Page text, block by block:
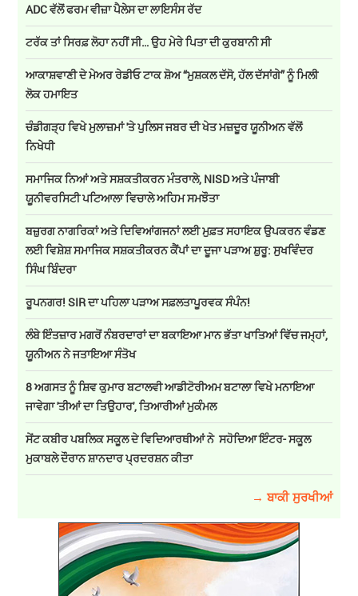
ADC ਵੱਲੋਂ ਫਰਮ ਵੀਜ਼ਾ ਪੈਲੇਸ ਦਾ ਲਾਇਸੰਸ ਰੱਦ
ਟਰੱਕ ਤਾਂ ਸਿਰਫ਼ ਲੋਹਾ ਨਹੀਂ ਸੀ… ਉਹ ਮੇਰੇ ਪਿਤਾ ਦੀ ਕੁਰਬਾਨੀ ਸੀ
ਆਕਾਸ਼ਵਾਣੀ ਦੇ ਮੇਅਰ ਰੇਡੀਓ ਟਾਕ ਸ਼ੋਅ “ਮੁਸ਼ਕਲ ਦੱਸੋ, ਹੱਲ ਦੱਸਾਂਗੇ” ਨੂੰ ਮਿਲੀ
ਲੋਕ ਹਮਾਇਤ
ਚੰਡੀਗੜ੍ਹ ਵਿਖੇ ਮੁਲਾਜ਼ਮਾਂ 'ਤੇ ਪੁਲਿਸ ਜਬਰ ਦੀ ਖੇਤ ਮਜ਼ਦੂਰ ਯੂਨੀਅਨ ਵੱਲੋਂ
ਨਿਖੇਧੀ
ਸਮਾਜਿਕ ਨਿਆਂ ਅਤੇ ਸਸ਼ਕਤੀਕਰਨ ਮੰਤਰਾਲੇ, NISD ਅਤੇ ਪੰਜਾਬੀ
ਯੂਨੀਵਰਸਿਟੀ ਪਟਿਆਲਾ ਵਿਚਾਲੇ ਅਹਿਮ ਸਮਝੌਤਾ
ਬਜ਼ੁਰਗ ਨਾਗਰਿਕਾਂ ਅਤੇ ਦਿਵਿਆਂਗਜਨਾਂ ਲਈ ਮੁਫ਼ਤ ਸਹਾਇਕ ਉਪਕਰਨ ਵੰਡਣ
ਲਈ ਵਿਸ਼ੇਸ਼ ਸਮਾਜਿਕ ਸਸ਼ਕਤੀਕਰਨ ਕੈਂਪਾਂ ਦਾ ਦੂਜਾ ਪੜਾਅ ਸ਼ੁਰੂ: ਸੁਖਵਿੰਦਰ
ਸਿੰਘ ਬਿੰਦਰਾ
ਰੂਪਨਗਰ! SIR ਦਾ ਪਹਿਲਾ ਪੜਾਅ ਸਫ਼ਲਤਾਪੂਰਵਕ ਸੰਪੰਨ!
ਲੰਬੇ ਇੰਤਜ਼ਾਰ ਮਗਰੋਂ ਨੰਬਰਦਾਰਾਂ ਦਾ ਬਕਾਇਆ ਮਾਨ ਭੱਤਾ ਖਾਤਿਆਂ ਵਿੱਚ ਜਮ੍ਹਾਂ,
ਯੂਨੀਅਨ ਨੇ ਜਤਾਇਆ ਸੰਤੋਖ
8 ਅਗਸਤ ਨੂੰ ਸ਼ਿਵ ਕੁਮਾਰ ਬਟਾਲਵੀ ਆਡੀਟੋਰੀਅਮ ਬਟਾਲਾ ਵਿਖੇ ਮਨਾਇਆ
ਜਾਵੇਗਾ 'ਤੀਆਂ ਦਾ ਤਿਉਹਾਰ', ਤਿਆਰੀਆਂ ਮੁਕੰਮਲ
ਸੇਂਟ ਕਬੀਰ ਪਬਲਿਕ ਸਕੂਲ ਦੇ ਵਿਦਿਆਰਥੀਆਂ ਨੇ ਸਹੋਦਿਆ ਇੰਟਰ- ਸਕੂਲ
ਮੁਕਾਬਲੇ ਦੌਰਾਨ ਸ਼ਾਨਦਾਰ ਪ੍ਰਦਰਸ਼ਨ ਕੀਤਾ
→ ਬਾਕੀ ਸੁਰਖੀਆਂ